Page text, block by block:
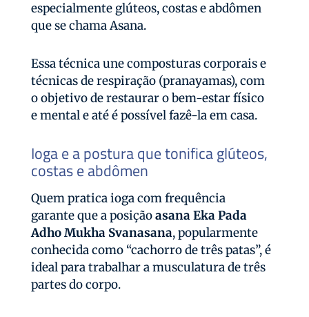
especialmente glúteos, costas e abdômen
que se chama Asana.
Essa técnica une composturas corporais e
técnicas de respiração (pranayamas), com
o objetivo de restaurar o bem-estar físico
e mental e até é possível fazê-la em casa.
Ioga e a postura que tonifica glúteos,
costas e abdômen
Quem pratica ioga com frequência
garante que a posiçãoasana Eka Pada
Adho Mukha Svanasana, popularmente
conhecida como “cachorro de três patas”, é
ideal para trabalhar a musculatura de três
partes do corpo.